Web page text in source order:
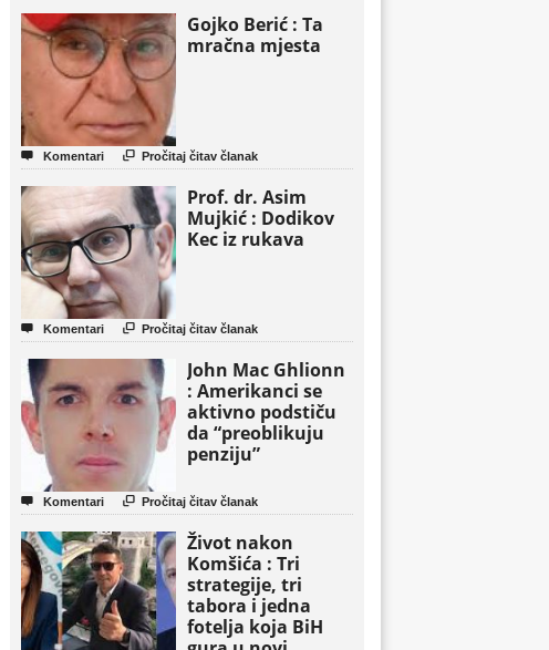
Gojko Berić : Ta
mračna mjesta
 Komentari  Pročitaj čitav članak
Prof. dr. Asim
Mujkić : Dodikov
Kec iz rukava
 Komentari  Pročitaj čitav članak
John Mac Ghlionn
: Amerikanci se
aktivno podstiču
da “preoblikuju
penziju”
 Komentari  Pročitaj čitav članak
Život nakon
Komšića : Tri
strategije, tri
tabora i jedna
fotelja koja BiH